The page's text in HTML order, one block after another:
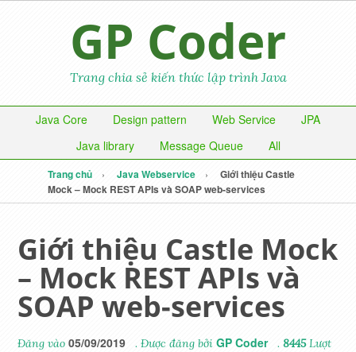
GP Coder
Trang chia sẻ kiến thức lập trình Java
Java Core Design pattern Web Service
JPA
Java library
Message Queue All
Trang chủ Java Webservice
Giới thiệu Castle
Mock – Mock REST APIs và SOAP web-services
Giới thiệu Castle Mock
– Mock REST APIs và
SOAP web-services
Đăng vào05/09/2019 . Được đăng bởiGP Coder .8445Lượt